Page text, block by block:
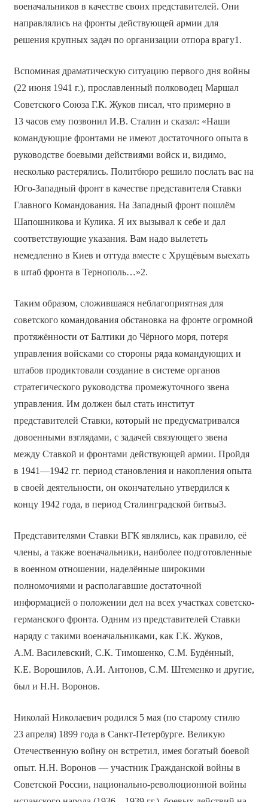
военачальников в качестве своих представителей. Они
направлялись на фронты действующей армии для
решения крупных задач по организации отпора врагу1.
Вспоминая драматическую ситуацию первого дня войны
(22 июня 1941 г.), прославленный полководец Маршал
Советского Союза Г.К. Жуков писал, что примерно в
13 часов ему позвонил И.В. Сталин и сказал: «Наши
командующие фронтами не имеют достаточного опыта в
руководстве боевыми действиями войск и, видимо,
несколько растерялись. Политбюро решило послать вас на
Юго-Западный фронт в качестве представителя Ставки
Главного Командования. На Западный фронт пошлём
Шапошникова и Кулика. Я их вызывал к себе и дал
соответствующие указания. Вам надо вылететь
немедленно в Киев и оттуда вместе с Хрущёвым выехать
в штаб фронта в Тернополь…»2.
Таким образом, сложившаяся неблагоприятная для
советского командования обстановка на фронте огромной
протяжённости от Балтики до Чёрного моря, потеря
управления войсками со стороны ряда командующих и
штабов продиктовали создание в системе органов
стратегического руководства промежуточного звена
управления. Им должен был стать институт
представителей Ставки, который не предусматривался
довоенными взглядами, с задачей связующего звена
между Ставкой и фронтами действующей армии. Пройдя
в 1941—1942 гг. период становления и накопления опыта
в своей деятельности, он окончательно утвердился к
концу 1942 года, в период Сталинградской битвы3.
Представителями Ставки ВГК являлись, как правило, её
члены, а также военачальники, наиболее подготовленные
в военном отношении, наделённые широкими
полномочиями и располагавшие достаточной
информацией о положении дел на всех участках советско-
германского фронта. Одним из представителей Ставки
наряду с такими военачальниками, как Г.К. Жуков,
А.М. Василевский, С.К. Тимошенко, С.М. Будённый,
К.Е. Ворошилов, А.И. Антонов, С.М. Штеменко и другие,
был и Н.Н. Воронов.
Николай Николаевич родился 5 мая (по старому стилю
23 апреля) 1899 года в Санкт-Петербурге. Великую
Отечественную войну он встретил, имея богатый боевой
опыт. Н.Н. Воронов — участник Гражданской войны в
Советской России, национально-революционной войны